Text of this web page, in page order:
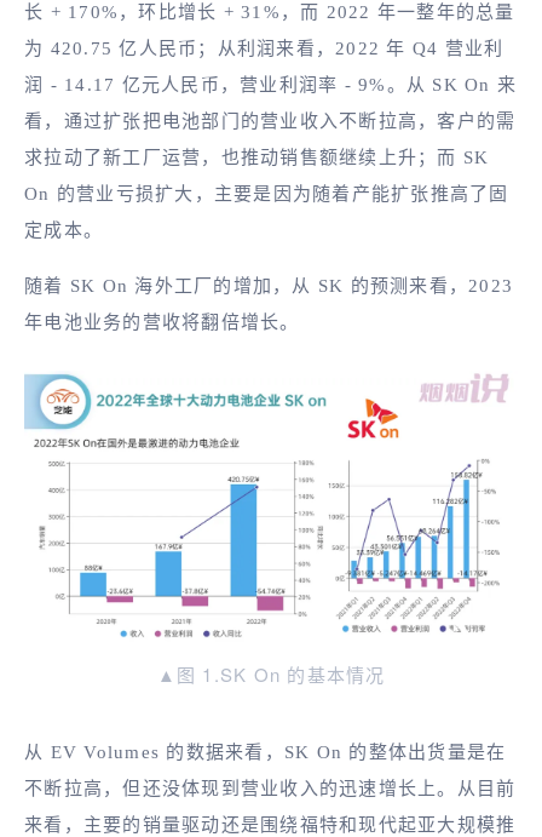
长 + 170%，环比增长 + 31%，而 2022 年一整年的总量
为 420.75 亿人民币；从利润来看，2022 年 Q4 营业利
润 - 14.17 亿元人民币，营业利润率 - 9%。从 SK On 来
看，通过扩张把电池部门的营业收入不断拉高，客户的需
求拉动了新工厂运营，也推动销售额继续上升；而 SK
On 的营业亏损扩大，主要是因为随着产能扩张推高了固
定成本。
随着 SK On 海外工厂的增加，从 SK 的预测来看，2023
年电池业务的营收将翻倍增长。
▲图 1.SK On 的基本情况
从 EV Volumes 的数据来看，SK On 的整体出货量是在
不断拉高，但还没体现到营业收入的迅速增长上。从目前
来看，主要的销量驱动还是围绕福特和现代起亚大规模推